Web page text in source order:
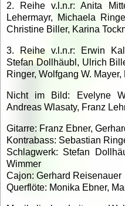
2. Reihe v.l.n.r: Anita
Lehermayr, Michaela
Christine Biller, Karina
3. Reihe v.l.n.r: Erwin
Stefan Dollhäubl, Ulrich
Ringer, Wolfgang W.
Nicht im Bild: Evelyne
Andreas Wlasaty, Franz
Gitarre: Franz Ebner,
Kontrabass: Sebastian
Schlagwerk: Stefan
Wimmer
Cajon: Gerhard Reisenauer
Querflöte: Monika Ebner,